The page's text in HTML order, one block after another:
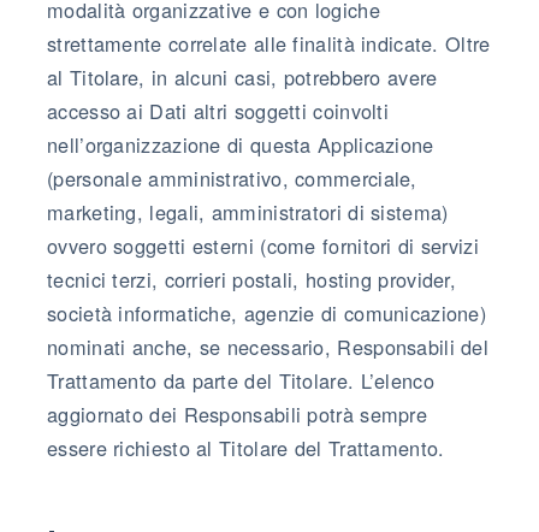
modalità organizzative e con logiche
strettamente correlate alle finalità indicate. Oltre
al Titolare, in alcuni casi, potrebbero avere
accesso ai Dati altri soggetti coinvolti
nell’organizzazione di questa Applicazione
(personale amministrativo, commerciale,
marketing, legali, amministratori di sistema)
ovvero soggetti esterni (come fornitori di servizi
tecnici terzi, corrieri postali, hosting provider,
società informatiche, agenzie di comunicazione)
nominati anche, se necessario, Responsabili del
Trattamento da parte del Titolare. L’elenco
aggiornato dei Responsabili potrà sempre
essere richiesto al Titolare del Trattamento.